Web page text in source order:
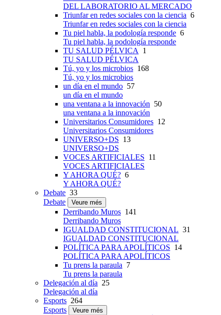
DEL LABORATORIO AL MERCADO
Triunfar en redes sociales con la ciencia 6
Triunfar en redes sociales con la ciencia
Tu piel habla, la podología responde 6
Tu piel habla, la podología responde
TU SALUD PÉLVICA
1
TU SALUD PÉLVICA
Tú, yo y los microbios 168
Tú, yo y los microbios
un día en el mundo 57
un día en el mundo
una ventana a la innovación 50
una ventana a la innovación
Universitarios Consumidores 12
Universitarios Consumidores
UNIVERSO+DS 13
UNIVERSO+DS
VOCES ARTIFICIALES 11
VOCES ARTIFICIALES
Y AHORA QUÉ? 6
Y AHORA QUÉ?
Debate 33
Debate
Veure més
Derribando Muros 141
Derribando Muros
IGUALDAD CONSTITUCIONAL 31
IGUALDAD CONSTITUCIONAL
POLÍTICA PARA APOLÍTICOS 14
POLÍTICA PARA APOLÍTICOS
Tu prens la paraula 7
Tu prens la paraula
Delegación al día 25
Delegación al día
Esports 264
Esports
Veure més